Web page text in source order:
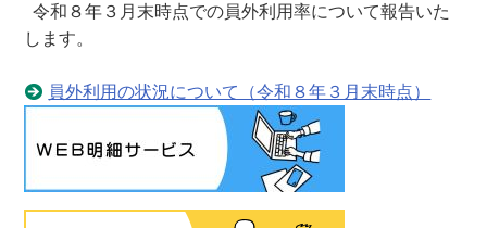
令和８年３月末時点での員外利用率について報告いた
します。
員外利用の状況について（令和８年３月末時点）